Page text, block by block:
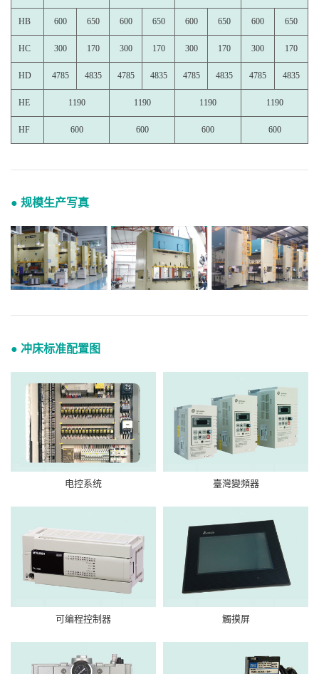
HB 600 650 600 650 600 650 600 650
HC 300 170 300 170 300 170 300 170
HD 4785 4835 4785 4835 4785 4835 4785 4835
HE 1190 1190 1190 1190
HF 600 600 600 600
● 规模生产写真
● 冲床标准配置图
电控系统 臺灣變頻器
可编程控制器 觸摸屏